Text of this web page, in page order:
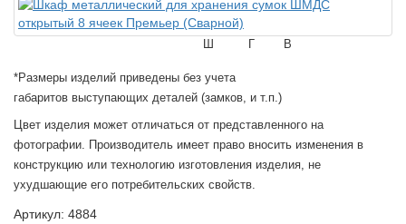
Ш В
Г
*Размеры изделий приведены без учета
габаритов выступающих деталей (замков, и т.п.)
Цвет изделия может отличаться от представленного на
фотографии. Производитель имеет право вносить изменения в
конструкцию или технологию изготовления изделия, не
ухудшающие его потребительских свойств.
Артикул: 4884